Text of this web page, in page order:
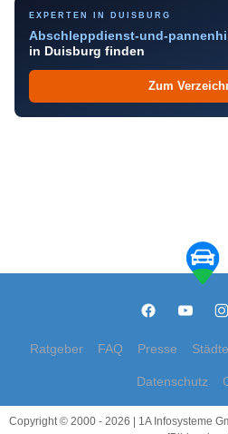
EXPERTEN IN DUISBURG
Abschleppdienst-und-
in Duisburg finden
Zum
Ratgeber FAQ Presse Städte
Datenschutz
Copyright © 2000 - 2026 | 1A Infosysteme